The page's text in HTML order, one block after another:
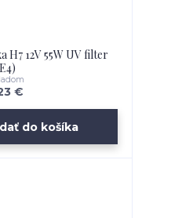
H7 12V 55W UV filter
€
do košíka